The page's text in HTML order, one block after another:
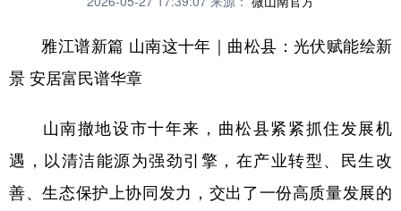
生态西藏 文化旅游
推广信息
雅江谱新篇 山南这十年｜曲松县：光伏赋能绘新
景 安居富民谱华章
山南撤地设市十年来，曲松县紧紧抓住发展机
遇，以清洁能源为强劲引擎，在产业转型、民生改
善、生态保护上协同发力，交出了一份高质量发展的